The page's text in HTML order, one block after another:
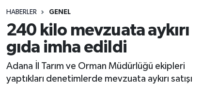
HABERLER GENEL
240 kilo mevzuata aykırı
gıda imha edildi
Adana İl Tarım ve Orman Müdürlüğü ekipleri
yaptıkları denetimlerde mevzuata aykırı satışı
Bilim & Teknoloji
Bölge
EĞİTİM
Antalya Namaz Vakitleri
Antalya Trafik Yoğunluk Haritası
Süper Lig Puan Durumu ve Fikstür